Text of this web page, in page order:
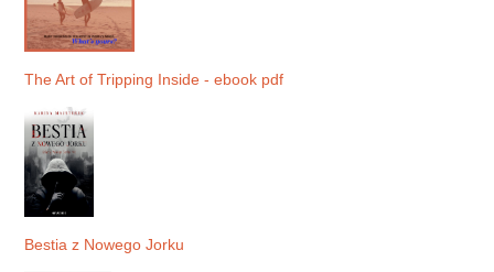
The Art of Tripping Inside - ebook pdf
Bestia z Nowego Jorku